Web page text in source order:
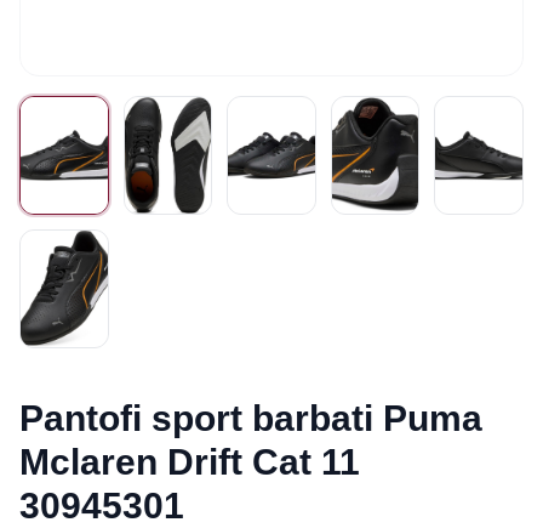
Pantofi sport barbati Puma
Mclaren Drift Cat 11
30945301